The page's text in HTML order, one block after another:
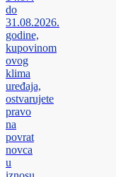
do
31.08.2026.
godine,
kupovinom
ovog
klima
uređaja,
ostvarujete
pravo
na
povrat
novca
u